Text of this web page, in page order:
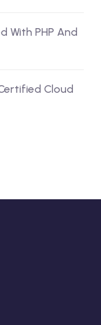
With PHP And
Cloud